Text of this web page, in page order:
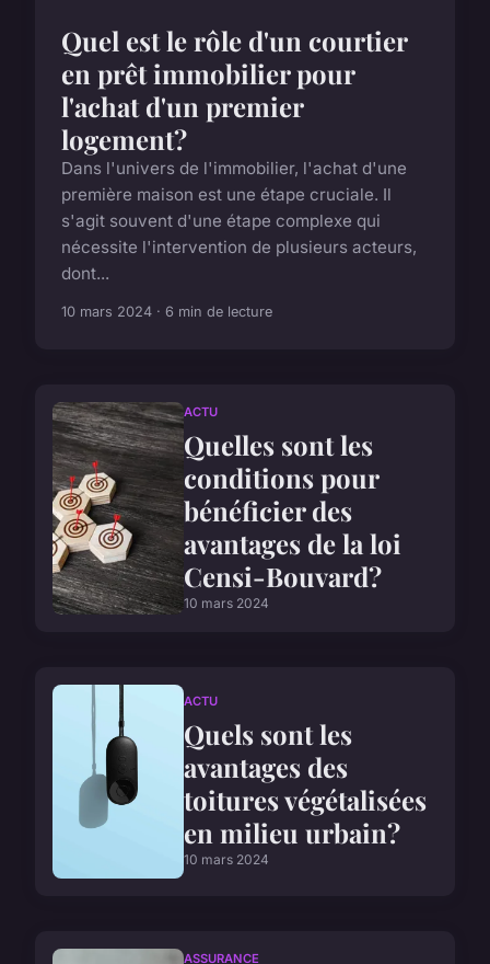
Quel est le rôle d'un courtier
en prêt immobilier pour
l'achat d'un premier
logement?
Dans l'univers de l'immobilier, l'achat d'une
première maison est une étape cruciale. Il
s'agit souvent d'une étape complexe qui
nécessite l'intervention de plusieurs acteurs,
dont...
10 mars 2024 · 6 min de lecture
ACTU
Quelles sont les
conditions pour
bénéficier des
avantages de la loi
Censi-Bouvard?
10 mars 2024
ACTU
Quels sont les
avantages des
toitures végétalisées
en milieu urbain?
10 mars 2024
ASSURANCE